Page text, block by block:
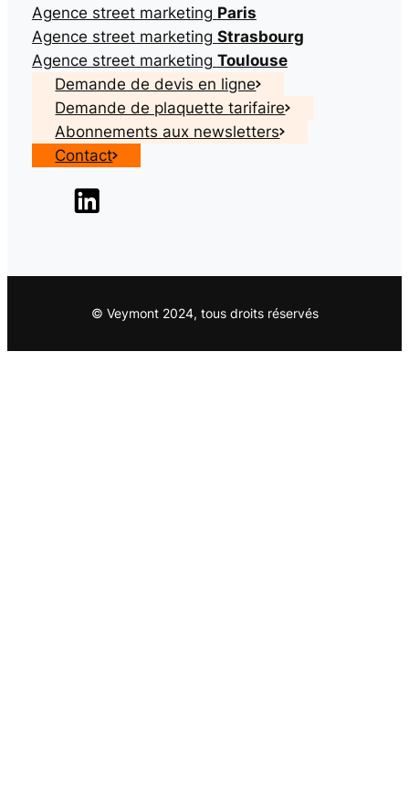
Agence street marketing Paris
Agence street marketing Strasbourg
Agence street marketing Toulouse
Demande de devis en ligne
Demande de plaquette tarifaire
Abonnements aux newsletters
Contact
© Veymont 2024, tous droits réservés